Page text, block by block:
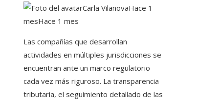
Carla VilanovaHace 1
mesHace 1 mes
Las compañías que desarrollan
actividades en múltiples jurisdicciones se
encuentran ante un marco regulatorio
cada vez más riguroso. La transparencia
tributaria, el seguimiento detallado de las